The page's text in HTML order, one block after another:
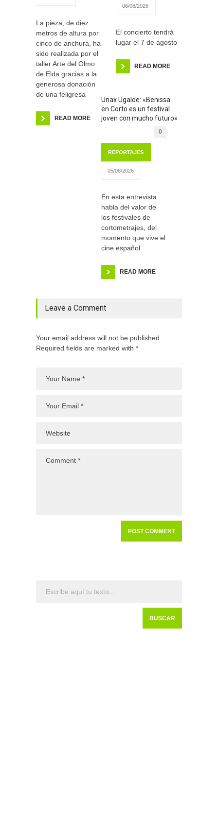
La pieza, de diez
metros de altura por
cinco de anchura, ha
sido realizada por el
taller Arte del Olmo
de Elda gracias a la
generosa donación
de una feligresa
READ MORE
06/08/2026
El concierto tendrá
lugar el 7 de agosto
READ MORE
Unax Ugalde: «Benissa
en Corto es un festival
joven con mucho futuro»
0
REPORTAJES
05/08/2026
En esta entrevista
habla del valor de
los festivales de
cortometrajes, del
momento que vive el
cine español
READ MORE
Leave a Comment
Your email address will not be published.
Required fields are marked with *